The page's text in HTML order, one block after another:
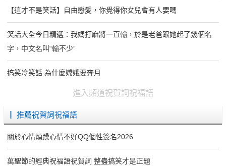
【這才不是笑話】自由戀愛，你覺得你女兒會有人要嗎
笑話大全今日精選：我媽打麻將一直輸，於是老爸跟她起了幾個名
字，中文名叫“輸不少”
搞笑冷笑話 為什麼嫦娥要奔月
進入頻道祝賀詞祝福語
┃ 推薦祝賀詞祝福語
關於心情煩躁心情不好QQ個性簽名2026
萬聖節的經典祝福語祝賀詞 整蠱搞笑才是正題